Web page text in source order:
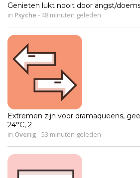
Genieten lukt nooit door angst/
in Psyche -48 minuten geleden
Extremen zijn voor dramaqueens,
24°C, 2
in Overig -53 minuten geleden